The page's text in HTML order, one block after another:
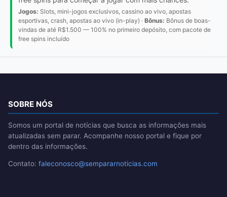
Jogos: Slots, mini-jogos exclusivos, cassino ao vivo, apostas
esportivas, crash, apostas ao vivo (in-play) · Bônus: Bônus de boas-
vindas de até R$1.500 — 100% no primeiro depósito, com pacote de
free spins incluído
SOBRE NÓS
Somos um portal de notícias que busca as informações mais
atualizadas sem parar. Acompanhe nosso portal e fique por
dentro das informações.
Contato: faleconosco@sempararnoticias.com